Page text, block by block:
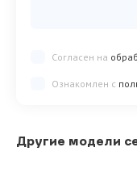
Согласен на
Ознакомлен с
Другие модели